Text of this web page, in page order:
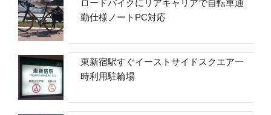
ロードバイクにリアキャリアで自転車通
勤仕様ノートPC対応
東新宿駅すぐイーストサイドスクエア一
時利用駐輪場